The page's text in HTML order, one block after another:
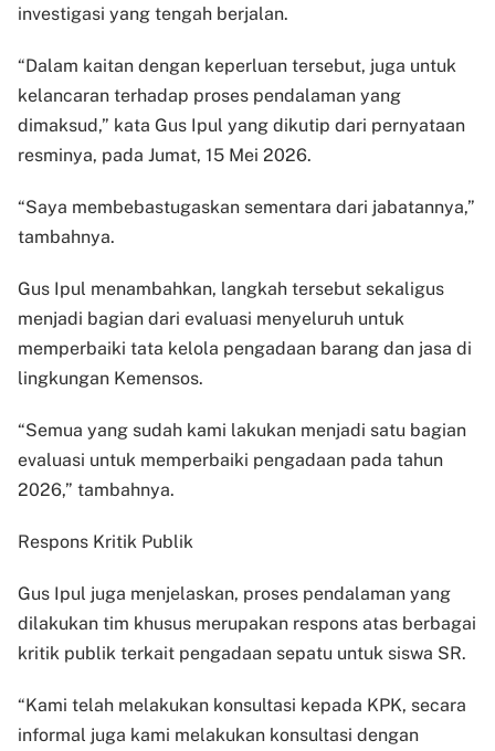
investigasi yang tengah berjalan.
“Dalam kaitan dengan keperluan tersebut, juga untuk
kelancaran terhadap proses pendalaman yang
dimaksud,” kata Gus Ipul yang dikutip dari pernyataan
resminya, pada Jumat, 15 Mei 2026.
“Saya membebastugaskan sementara dari jabatannya,”
tambahnya.
Gus Ipul menambahkan, langkah tersebut sekaligus
menjadi bagian dari evaluasi menyeluruh untuk
memperbaiki tata kelola pengadaan barang dan jasa di
lingkungan Kemensos.
“Semua yang sudah kami lakukan menjadi satu bagian
evaluasi untuk memperbaiki pengadaan pada tahun
2026,” tambahnya.
Respons Kritik Publik
Gus Ipul juga menjelaskan, proses pendalaman yang
dilakukan tim khusus merupakan respons atas berbagai
kritik publik terkait pengadaan sepatu untuk siswa SR.
“Kami telah melakukan konsultasi kepada KPK, secara
informal juga kami melakukan konsultasi dengan